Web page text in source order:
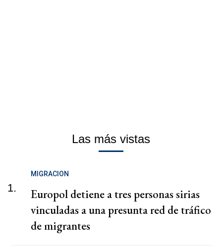
Las más vistas
1.
MIGRACION
Europol detiene a tres personas sirias
vinculadas a una presunta red de tráfico
de migrantes